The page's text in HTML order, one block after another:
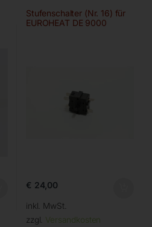
Stufenschalter (Nr. 16) für
EUROHEAT DE 9000
€ 24,00
inkl. MwSt.
zzgl. Versandkosten